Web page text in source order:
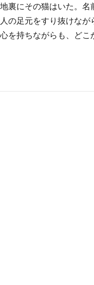
裏にその猫はいた。
の足元をすり抜けな
を持ちながらも、ど